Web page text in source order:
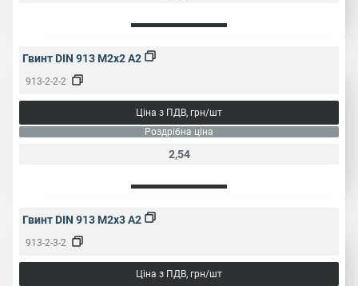
Гвинт DIN 913 M2x2 A2
913-2-2-2
Ціна з ПДВ, грн/шт
Роздрібна ціна
2,54
Гвинт DIN 913 M2x3 A2
913-2-3-2
Ціна з ПДВ, грн/шт